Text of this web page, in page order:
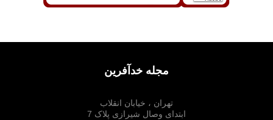
مجله خدآفرین
تهران ، خیابان انقلاب
ابتدای وصال شیرازی پلاک 7